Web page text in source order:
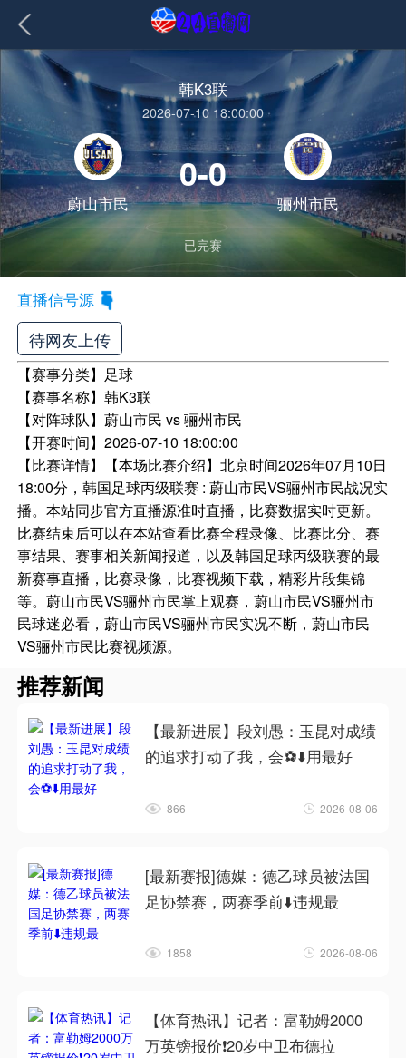
韩K3联
2026-07-10 18:00:00
蔚山市民
0-0
骊州市民
已完赛
直播信号源
待网友上传
【赛事分类】 足球
【赛事名称】韩K3联
【对阵球队】蔚山市民 vs 骊州市民
【开赛时间】2026-07-10 18:00:00
【比赛详情】
【本场比赛介绍】北京时间2026年07月10日
18:00分，韩国足球丙级联赛 : 蔚山市民VS骊州市民战况实
播。本站同步官方直播源准时直播，比赛数据实时更新。
比赛结束后可以在本站查看比赛全程录像、比赛比分、赛
事结果、赛事相关新闻报道，以及韩国足球丙级联赛的最
新赛事直播，比赛录像，比赛视频下载，精彩片段集锦
等。蔚山市民VS骊州市民掌上观赛，蔚山市民VS骊州市
民球迷必看，蔚山市民VS骊州市民实况不断，蔚山市民
VS骊州市民比赛视频源。
推荐新闻
【最新进展】段刘愚：玉昆对成绩
的追求打动了我，会⚽⬇️用最好
866 2026-08-06
[最新赛报]德媒：德乙球员被法国
足协禁赛，两赛季前⬇️违规最
1858 2026-08-06
【体育热讯】记者：富勒姆2000
万英镑报价❗20岁中卫布德拉